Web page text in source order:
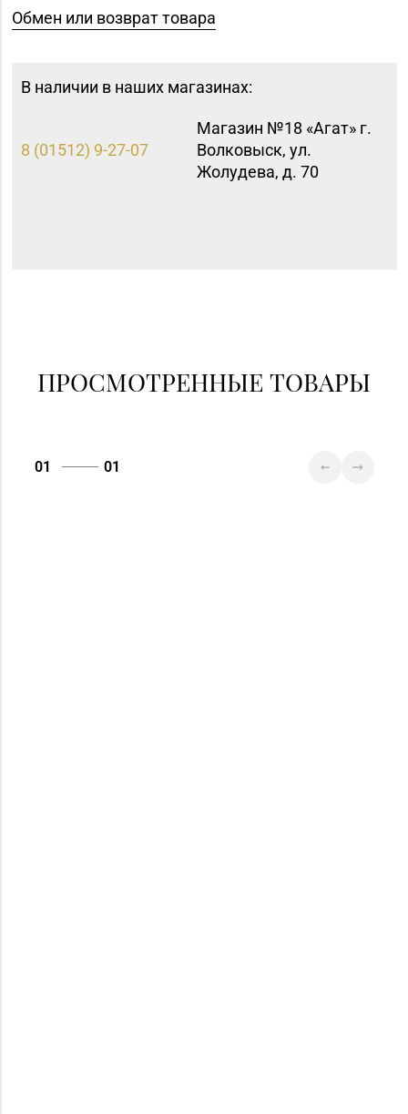
Обмен или возврат товара
В наличии в наших магазинах:
8 (01512) 9-27-07
Магазин №18 «Агат» г.
Волковыск, ул.
Жолудева, д. 70
ПРОСМОТРЕННЫЕ ТОВАРЫ
01 01